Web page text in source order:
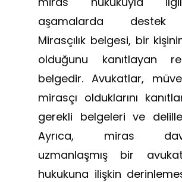
aşamalarda destek
Mirasçılık belgesi, bir
olduğunu kanıtlayan
belgedir. Avukatlar,
mirasçı olduklarını
gerekli belgeleri ve
Ayrıca, miras
uzmanlaşmış bir
hukukuna ilişkin